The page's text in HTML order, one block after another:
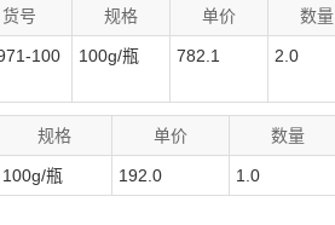
货号 规格 单价 数量
100
100g/瓶 782.1 2.0
规格 单价 数量
100g/瓶 192.0 1.0